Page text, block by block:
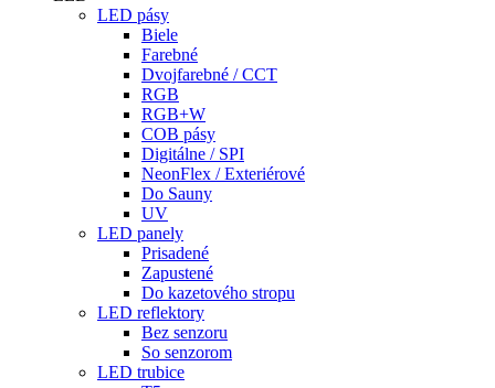
LED pásy
Biele
Farebné
Dvojfarebné / CCT
RGB
RGB+W
COB pásy
Digitálne / SPI
NeonFlex / Exteriérové
Do Sauny
UV
LED panely
Prisadené
Zapustené
Do kazetového stropu
LED reflektory
Bez senzoru
So senzorom
LED trubice